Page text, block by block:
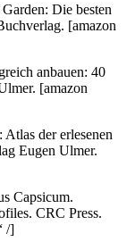
Die besten
[amazon
anbauen: 40
[amazon
der erlesenen
Eugen Ulmer.
Capsicum.
CRC Press.
/]